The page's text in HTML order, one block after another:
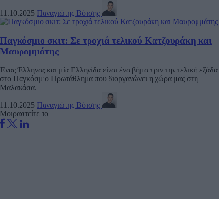
11.10.2025 Παναγιώτης Βότσης
Παγκόσμιο σκιτ: Σε τροχιά τελικού Κατζουράκη και
Μαυρομμάτης
Ένας Έλληνας και μία Ελληνίδα είναι ένα βήμα πριν την τελική εξάδα
στο Παγκόσμιο Πρωτάθλημα που διοργανώνει η χώρα μας στη
Μαλακάσα.
11.10.2025 Παναγιώτης Βότσης
Μοιραστείτε το